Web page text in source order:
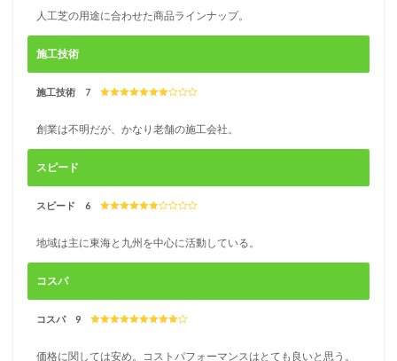
人工芝の用途に合わせた商品ラインナップ。
施工技術
施工技術 7
創業は不明だが、かなり老舗の施工会社。
スピード
スピード 6
地域は主に東海と九州を中心に活動している。
コスパ
コスパ 9
価格に関しては安め。コストパフォーマンスはとても良いと思う。